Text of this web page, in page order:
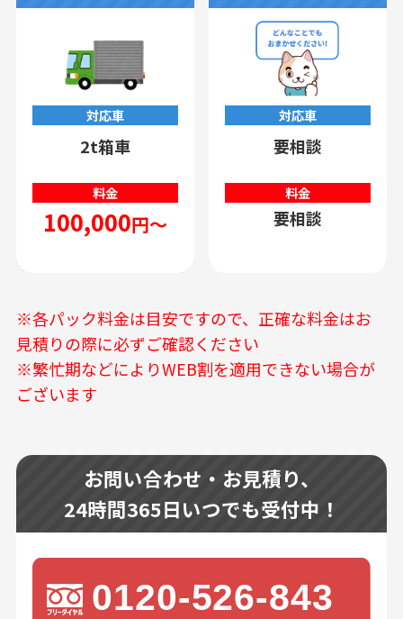
対応車
2t箱車
料金
100,000円～
対応車
要相談
料金
要相談
※各パック料金は目安ですので、正確な料金はお
見積りの際に必ずご確認ください
※繁忙期などによりWEB割を適用できない場合が
ございます
お問い合わせ・お見積り、
24時間365日いつでも受付中！
0120-526-843